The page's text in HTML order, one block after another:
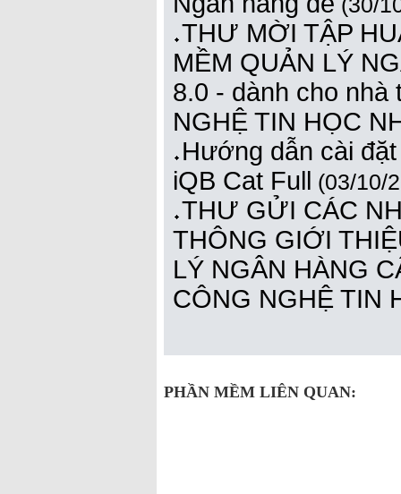
THƯ MỜI TẬP
MỀM QUẢN LÝ
8.0 - dành cho nhà
NGHỆ TIN HỌC
Hướng dẫn cài
iQB Cat Full (03/10/
THƯ GỬI CÁC
THÔNG GIỚI
LÝ NGÂN HÀNG
CÔNG NGHỆ TIN
PHẦN MỀM LIÊN QUAN: